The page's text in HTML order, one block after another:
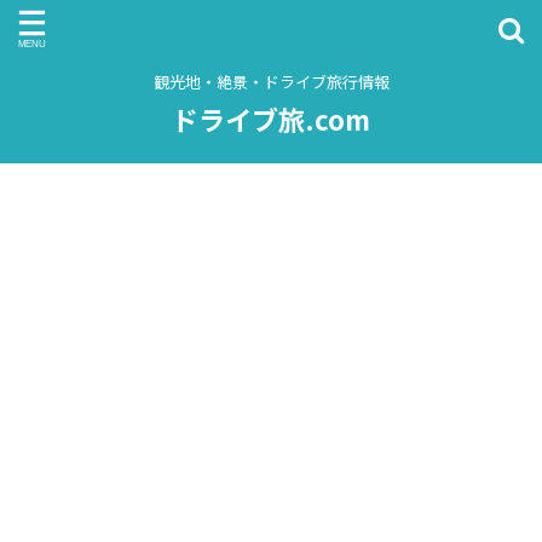
観光地・絶景・ドライブ旅行情報
ドライブ旅.com